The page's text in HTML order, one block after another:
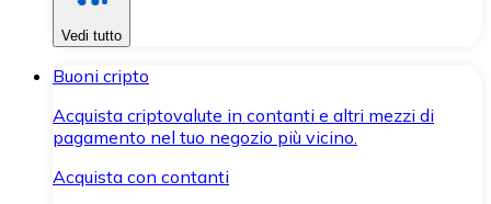
Vedi tutto
Buoni cripto
Acquista criptovalute in contanti e altri mezzi di
pagamento nel tuo negozio più vicino.
Acquista con contanti